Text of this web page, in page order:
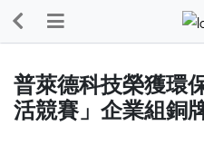
普萊德科技榮獲環
活競賽」企業組銅